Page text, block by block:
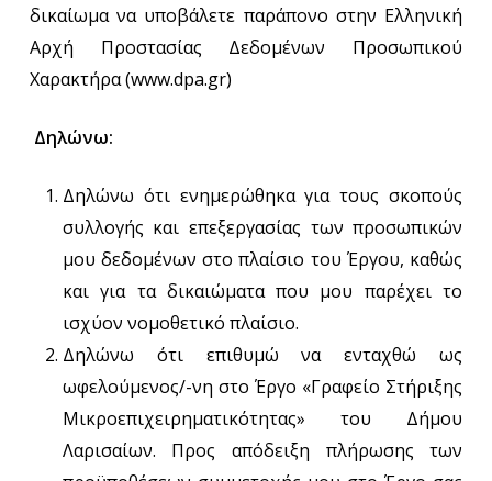
δικαίωμα να υποβάλετε παράπονο στην Ελληνική
Αρχή Προστασίας Δεδομένων Προσωπικού
Χαρακτήρα (www.dpa.gr)
Δηλώνω:
Δηλώνω ότι ενημερώθηκα για τους σκοπούς
συλλογής και επεξεργασίας των προσωπικών
μου δεδομένων στο πλαίσιο του Έργου, καθώς
και για τα δικαιώματα που μου παρέχει το
ισχύον νομοθετικό πλαίσιο.
Δηλώνω ότι επιθυμώ να ενταχθώ ως
ωφελούμενος/-νη στο Έργο «Γραφείο Στήριξης
Μικροεπιχειρηματικότητας» του Δήμου
Λαρισαίων. Προς απόδειξη πλήρωσης των